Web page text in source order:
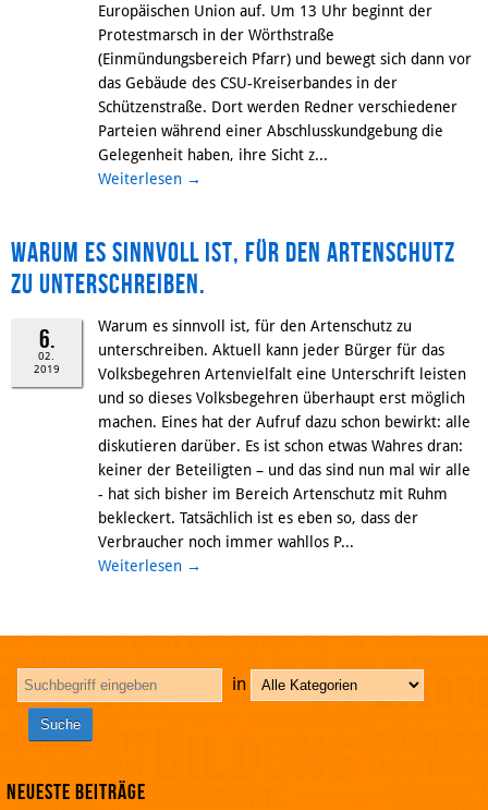
Europäischen Union auf. Um 13 Uhr beginnt der
Protestmarsch in der Wörthstraße
(Einmündungsbereich Pfarr) und bewegt sich dann vor
das Gebäude des CSU-Kreiserbandes in der
Schützenstraße. Dort werden Redner verschiedener
Parteien während einer Abschlusskundgebung die
Gelegenheit haben, ihre Sicht z...
Weiterlesen →
Warum es sinnvoll ist, für den Artenschutz
zu unterschreiben.
6.
02.
2019
Warum es sinnvoll ist, für den Artenschutz zu
unterschreiben. Aktuell kann jeder Bürger für das
Volksbegehren Artenvielfalt eine Unterschrift leisten
und so dieses Volksbegehren überhaupt erst möglich
machen. Eines hat der Aufruf dazu schon bewirkt: alle
diskutieren darüber. Es ist schon etwas Wahres dran:
keiner der Beteiligten – und das sind nun mal wir alle
- hat sich bisher im Bereich Artenschutz mit Ruhm
bekleckert. Tatsächlich ist es eben so, dass der
Verbraucher noch immer wahllos P...
Weiterlesen →
in
Neueste Beiträge